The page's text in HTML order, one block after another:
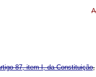
87, item I, da Constituição,